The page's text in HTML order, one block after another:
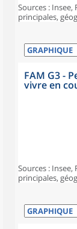
Sources : Insee,
principales,
FAM G3 -
vivre en
Sources : Insee,
principales,